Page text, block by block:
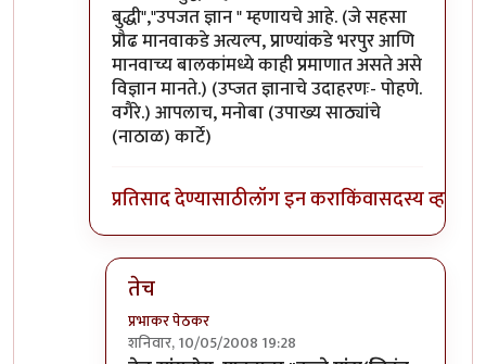
बुद्धी","उपजत ज्ञान " म्हणायचे आहे. (जे सहसा
प्रौढ मानवाकडे अत्यल्प, प्राण्यांकडे भरपुर आणि
मानवाच्य बालकांमध्ये काही प्रमाणात असते असे
विज्ञान मानते.) (उप्जत ज्ञानाचे उदाहरणः- पोहणे.
वगैरे.) आपलाच, मनोबा (उपाख्य साठ्यांचे
(नाठाळ) कार्टे)
प्रतिसाद देण्यासाठीलॉग इन कराकिंवासदस्य व्हा
तेच
प्रभाकर पेठकर
शनिवार, 10/05/2008 19:28